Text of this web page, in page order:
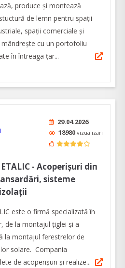
produce și montează
de lemn pentru spații
spații comerciale și
cu un portofoliu
în întreaga țar...
29.04.2026
18980 vizualizari
- Acoperișuri din
sisteme
este o firmă specializată în
de la montajul țiglei și a
la montajul ferestrelor de
solare. Compania
de acoperișuri și realize...